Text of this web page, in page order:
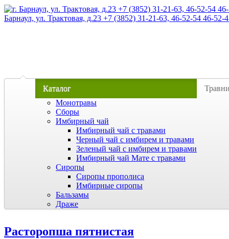
Барнаул, ул. Трактовая, д.23 +7 (3852) 31-21-63, 46-52-54 46-52-
Каталог
Монотравы
Сборы
Имбирный чай
Имбирный чай с травами
Черный чай с имбирем и травами
Зеленый чай с имбирем и травами
Имбирный чай Мате с травами
Сиропы
Сиропы прополиса
Имбирные сиропы
Бальзамы
Драже
Расторопша пятнистая